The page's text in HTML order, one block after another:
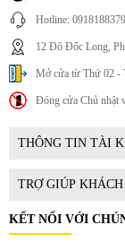
III. Lợi ích thực tế
giúp loại bỏ
đường mưa
Vệ sinh sân
Hotline: 0918188379
12 Đô Đốc Long,
Mở cửa từ Thứ 02 -
Đóng cửa Chủ nhật
THÔNG TIN TÀI
TRỢ GIÚP
KẾT NỐI VỚI